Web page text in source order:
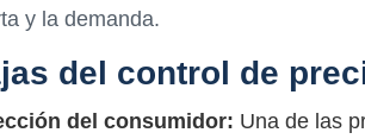
y la demanda.
del control de
del consumidor: Una de las